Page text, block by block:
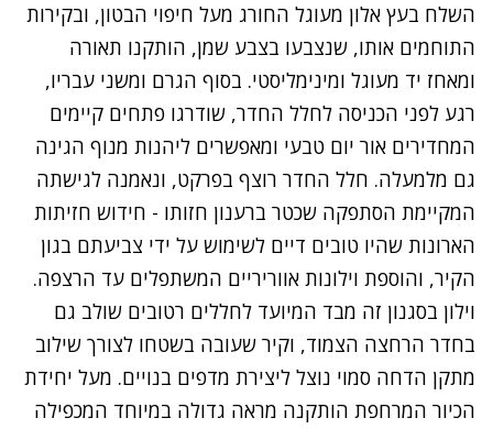
השלח בעץ אלון מעוגל החורג מעל חיפוי הבטון, ובקירות
התוחמים אותו, שנצבעו בצבע שמן, הותקנו תאורה
ומאחז יד מעוגל ומינימליסטי. בסוף הגרם ומשני עבריו,
רגע לפני הכניסה לחלל החדר, שודרגו פתחים קיימים
המחדירים אור יום טבעי ומאפשרים ליהנות מנוף הגינה
גם מלמעלה. חלל החדר רוצף בפרקט, ונאמנה לגישתה
המקיימת הסתפקה שכטר ברענון חזותו - חידוש חזיתות
הארונות שהיו טובים דיים לשימוש על ידי צביעתם בגון
הקיר, והוספת וילונות אווריריים המשתפלים עד הרצפה.
וילון בסגנון זה מבד המיועד לחללים רטובים שולב גם
בחדר הרחצה הצמוד, וקיר שעובה בשטחו לצורך שילוב
מתקן הדחה סמוי נוצל ליצירת מדפים בנויים. מעל יחידת
הכיור המרחפת הותקנה מראה גדולה במיוחד המכפילה